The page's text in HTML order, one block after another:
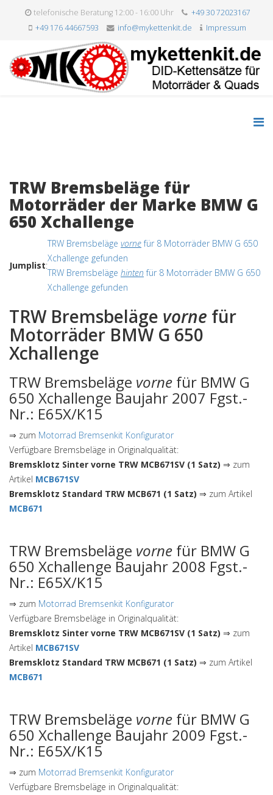
telefonische Beratung 12:00 - 16:00 Uhr
+49 30 72023167
+49 176 44667593
info@mykettenkit.de Impressum
TRW Bremsbeläge für
Motorräder der Marke BMW G
650 Xchallenge
Jumplist:
TRW Bremsbeläge vornefür 8 Motorräder BMW G 650
Xchallenge gefunden
TRW Bremsbeläge hinten für 8 Motorräder BMW G 650
Xchallenge gefunden
TRW Bremsbeläge vorne für
Motorräder BMW G 650
Xchallenge
TRW Bremsbeläge vorne für BMW G
650 Xchallenge Baujahr 2007 Fgst.-
Nr.: E65X/K15
⇒ zum Motorrad Bremsenkit Konfigurator
Verfügbare Bremsbeläge in Originalqualität:
Bremsklotz Sinter vorne TRW MCB671SV (1 Satz) ⇒ zum
Artikel MCB671SV
Bremsklotz Standard TRW MCB671 (1 Satz) ⇒ zum Artikel
MCB671
TRW Bremsbeläge vorne für BMW G
650 Xchallenge Baujahr 2008 Fgst.-
Nr.: E65X/K15
⇒ zum Motorrad Bremsenkit Konfigurator
Verfügbare Bremsbeläge in Originalqualität:
Bremsklotz Sinter vorne TRW MCB671SV (1 Satz) ⇒ zum
Artikel MCB671SV
Bremsklotz Standard TRW MCB671 (1 Satz) ⇒ zum Artikel
MCB671
TRW Bremsbeläge vorne für BMW G
650 Xchallenge Baujahr 2009 Fgst.-
Nr.: E65X/K15
⇒ zum Motorrad Bremsenkit Konfigurator
Verfügbare Bremsbeläge in Originalqualität: